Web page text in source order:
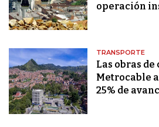
operación
TRANSPORTE
Las obras
Metrocable
25% de